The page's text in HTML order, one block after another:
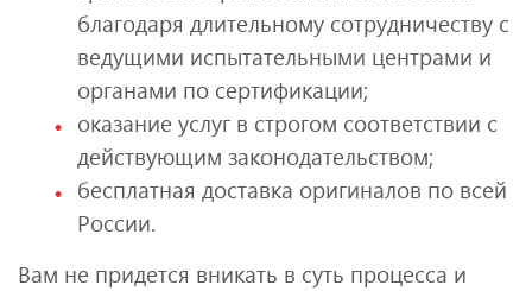
благодаря длительному сотрудничеству с
ведущими испытательными центрами и
органами по сертификации;
оказание услуг в строгом соответствии с
действующим законодательством;
бесплатная доставка оригиналов по всей
России.
Вам не придется вникать в суть процесса и